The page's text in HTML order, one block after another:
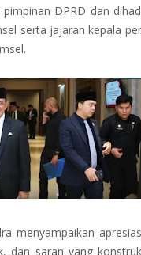
DPRD dan
serta jajaran kepala
menyampaikan
dan saran yang